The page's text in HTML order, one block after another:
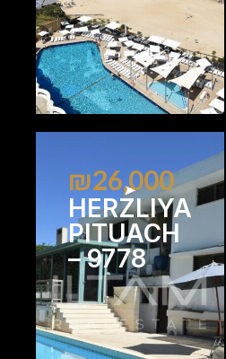
₪26,000
HERZLIYA
PITUACH
– 9778
4 4